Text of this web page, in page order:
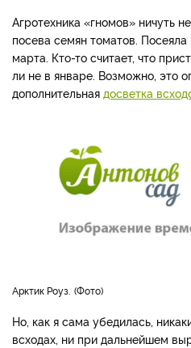
Агротехника «гномов» ничуть
посева семян томатов. Посеяла
марта. Кто-то считает, что
ли не в январе. Возможно, это
дополнительная досветка
Арктик Роуз. Фото
Но, как я сама убедилась,
всходах, ни при дальнейшем